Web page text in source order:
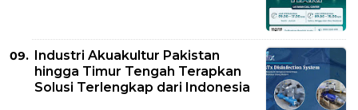
Industri Akuakultur Pakistan
hingga Timur Tengah Terapkan
Solusi Terlengkap dari Indonesia